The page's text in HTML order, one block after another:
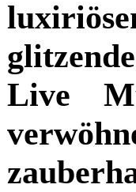
Live